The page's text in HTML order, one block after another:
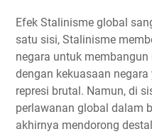
Efek Stalinisme global
satu sisi, Stalinisme
negara untuk
dengan kekuasaan
represi brutal. Namun, di
perlawanan global dalam
akhirnya mendorong